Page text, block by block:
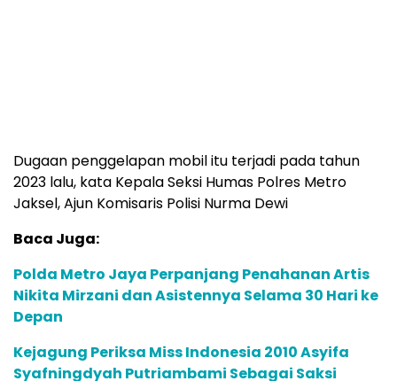
Dugaan penggelapan mobil itu terjadi pada tahun
2023 lalu, kata Kepala Seksi Humas Polres Metro
Jaksel, Ajun Komisaris Polisi Nurma Dewi
Baca Juga:
Polda Metro Jaya Perpanjang Penahanan Artis
Nikita Mirzani dan Asistennya Selama 30 Hari ke
Depan
Kejagung Periksa Miss Indonesia 2010 Asyifa
Syafningdyah Putriambami Sebagai Saksi